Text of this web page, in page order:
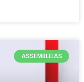
ASSEMBLEIAS